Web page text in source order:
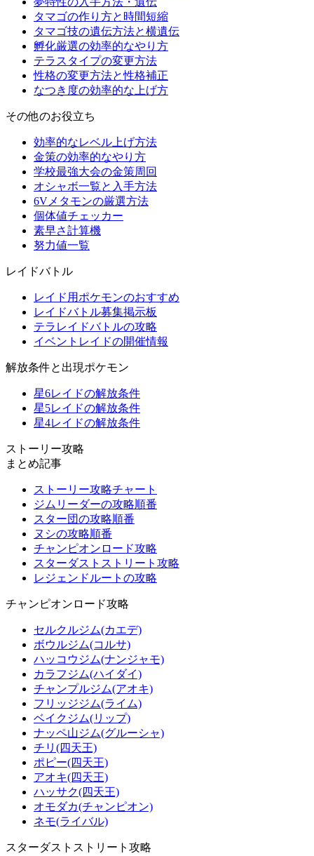
タマゴの作り方と時間短縮
タマゴ技の遺伝方法と横遺伝
孵化厳選の効率的なやり方
テラスタイプの変更方法
性格の変更方法と性格補正
なつき度の効率的な上げ方
その他のお役立ち
効率的なレベル上げ方法
金策の効率的なやり方
学校最強大会の金策周回
オシャボ一覧と入手方法
6Vメタモンの厳選方法
個体値チェッカー
素早さ計算機
努力値一覧
レイドバトル
レイド用ポケモンのおすすめ
レイドバトル募集掲示板
テラレイドバトルの攻略
イベントレイドの開催情報
解放条件と出現ポケモン
星6レイドの解放条件
星5レイドの解放条件
星4レイドの解放条件
ストーリー攻略
まとめ記事
ストーリー攻略チャート
ジムリーダーの攻略順番
スター団の攻略順番
ヌシの攻略順番
チャンピオンロード攻略
スターダストストリート攻略
レジェンドルートの攻略
チャンピオンロード攻略
セルクルジム(カエデ)
ボウルジム(コルサ)
ハッコウジム(ナンジャモ)
カラフジム(ハイダイ)
チャンプルジム(アオキ)
フリッジジム(ライム)
ベイクジム(リップ)
ナッペ山ジム(グルーシャ)
チリ(四天王)
ポピー(四天王)
アオキ(四天王)
ハッサク(四天王)
オモダカ(チャンピオン)
ネモ(ライバル)
スターダストストリート攻略